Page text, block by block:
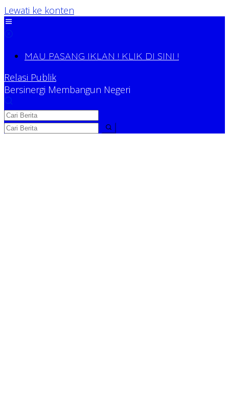
Lewati ke konten
MAU PASANG IKLAN ! KLIK DI SINI !
Relasi Publik
Bersinergi Membangun Negeri